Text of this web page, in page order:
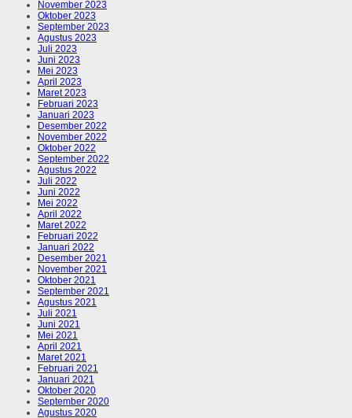
November 2023
Oktober 2023
September 2023
Agustus 2023
Juli 2023
Juni 2023
Mei 2023
April 2023
Maret 2023
Februari 2023
Januari 2023
Desember 2022
November 2022
Oktober 2022
September 2022
Agustus 2022
Juli 2022
Juni 2022
Mei 2022
April 2022
Maret 2022
Februari 2022
Januari 2022
Desember 2021
November 2021
Oktober 2021
September 2021
Agustus 2021
Juli 2021
Juni 2021
Mei 2021
April 2021
Maret 2021
Februari 2021
Januari 2021
Oktober 2020
September 2020
Agustus 2020